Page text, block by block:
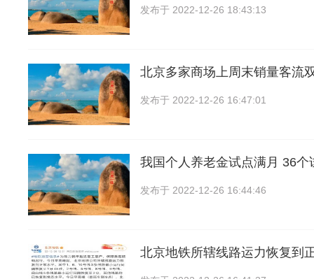
发布于 2022-12-26 18:43:13
北京多家商场上周末销量客流
发布于 2022-12-26 16:47:01
我国个人养老金试点满月 36个
发布于 2022-12-26 16:44:46
北京地铁所辖线路运力恢复到